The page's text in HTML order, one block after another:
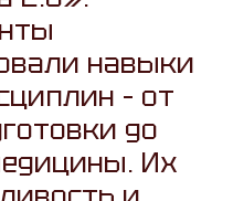
навыки
– от
до
Их